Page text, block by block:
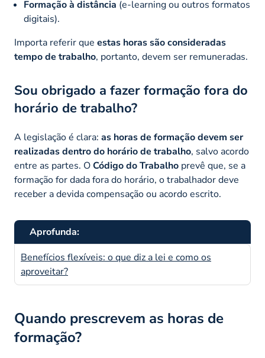
Formação à distância (e-learning ou outros formatos
digitais).
Importa referir que estas horas são consideradas
tempo de trabalho, portanto, devem ser remuneradas.
Sou obrigado a fazer formação fora do
horário de trabalho?
A legislação é clara: as horas de formação devem ser
realizadas dentro do horário de trabalho, salvo acordo
entre as partes. OCódigo do Trabalho prevê que, se a
formação for dada fora do horário, o trabalhador deve
receber a devida compensação ou acordo escrito.
Aprofunda:
Benefícios flexíveis: o que diz a lei e como os
aproveitar?
Quando prescrevem as horas de
formação?